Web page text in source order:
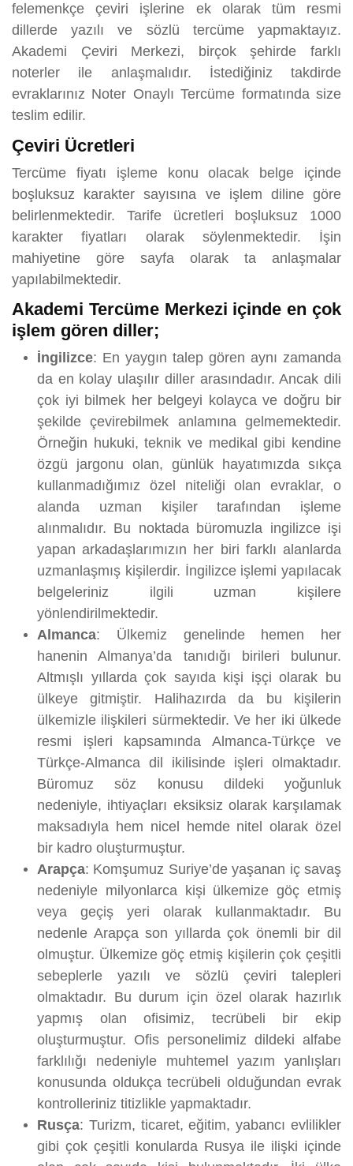
felemenkçe çeviri işlerine ek olarak tüm resmi
dillerde yazılı ve sözlü tercüme yapmaktayız.
Akademi Çeviri Merkezi, birçok şehirde farklı
noterler ile anlaşmalıdır. İstediğiniz takdirde
evraklarınız Noter Onaylı Tercüme formatında size
teslim edilir.
Çeviri Ücretleri
Tercüme fiyatı işleme konu olacak belge içinde
boşluksuz karakter sayısına ve işlem diline göre
belirlenmektedir. Tarife ücretleri boşluksuz 1000
karakter fiyatları olarak söylenmektedir. İşin
mahiyetine göre sayfa olarak ta anlaşmalar
yapılabilmektedir.
Akademi Tercüme Merkezi içinde en çok
işlem gören diller;
İngilizce: En yaygın talep gören aynı zamanda
da en kolay ulaşılır diller arasındadır. Ancak dili
çok iyi bilmek her belgeyi kolayca ve doğru bir
şekilde çevirebilmek anlamına gelmemektedir.
Örneğin hukuki, teknik ve medikal gibi kendine
özgü jargonu olan, günlük hayatımızda sıkça
kullanmadığımız özel niteliği olan evraklar, o
alanda uzman kişiler tarafından işleme
alınmalıdır. Bu noktada büromuzla ingilizce işi
yapan arkadaşlarımızın her biri farklı alanlarda
uzmanlaşmış kişilerdir. İngilizce işlemi yapılacak
belgeleriniz ilgili uzman kişilere
yönlendirilmektedir.
Almanca: Ülkemiz genelinde hemen her
hanenin Almanya’da tanıdığı birileri bulunur.
Altmışlı yıllarda çok sayıda kişi işçi olarak bu
ülkeye gitmiştir. Halihazırda da bu kişilerin
ülkemizle ilişkileri sürmektedir. Ve her iki ülkede
resmi işleri kapsamında Almanca-Türkçe ve
Türkçe-Almanca dil ikilisinde işleri olmaktadır.
Büromuz söz konusu dildeki yoğunluk
nedeniyle, ihtiyaçları eksiksiz olarak karşılamak
maksadıyla hem nicel hemde nitel olarak özel
bir kadro oluşturmuştur.
Arapça: Komşumuz Suriye’de yaşanan iç savaş
nedeniyle milyonlarca kişi ülkemize göç etmiş
veya geçiş yeri olarak kullanmaktadır. Bu
nedenle Arapça son yıllarda çok önemli bir dil
olmuştur. Ülkemize göç etmiş kişilerin çok çeşitli
sebeplerle yazılı ve sözlü çeviri talepleri
olmaktadır. Bu durum için özel olarak hazırlık
yapmış olan ofisimiz, tecrübeli bir ekip
oluşturmuştur. Ofis personelimiz dildeki alfabe
farklılığı nedeniyle muhtemel yazım yanlışları
konusunda oldukça tecrübeli olduğundan evrak
kontrolleriniz titizlikle yapmaktadır.
Rusça: Turizm, ticaret, eğitim, yabancı evlilikler
gibi çok çeşitli konularda Rusya ile ilişki içinde